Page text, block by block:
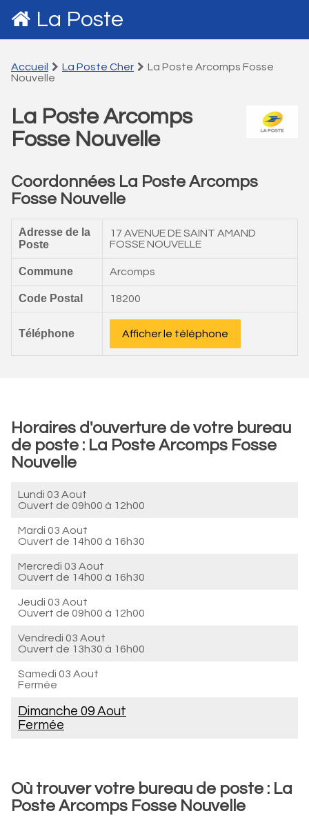
La Poste
Accueil La Poste Cher
La Poste Arcomps Fosse
Nouvelle
La Poste Arcomps
Fosse Nouvelle
Coordonnées La Poste Arcomps
Fosse Nouvelle
Adresse de la
Poste
17 AVENUE DE SAINT AMAND
FOSSE NOUVELLE
Commune Arcomps
Code Postal 18200
Téléphone Afficher le téléphone
Horaires d'ouverture de votre bureau
de poste : La Poste Arcomps Fosse
Nouvelle
Lundi 03 Aout
Ouvert de 09h00 à 12h00
Mardi 03 Aout
Ouvert de 14h00 à 16h30
Mercredi 03 Aout
Ouvert de 14h00 à 16h30
Jeudi 03 Aout
Ouvert de 09h00 à 12h00
Vendredi 03 Aout
Ouvert de 13h30 à 16h00
Samedi 03 Aout
Fermée
Dimanche 09 Aout
Fermée
Où trouver votre bureau de poste : La
Poste Arcomps Fosse Nouvelle